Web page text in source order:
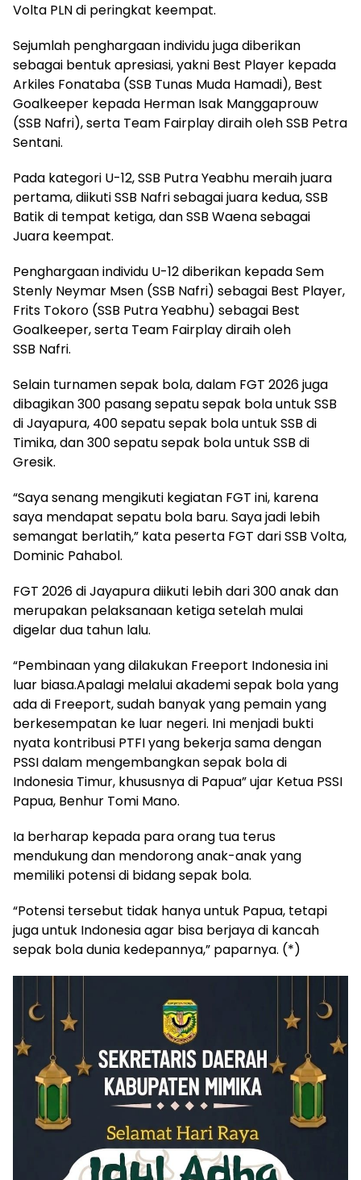
Volta PLN di peringkat keempat.
Sejumlah penghargaan individu juga diberikan
sebagai bentuk apresiasi, yakni Best Player kepada
Arkiles Fonataba (SSB Tunas Muda Hamadi), Best
Goalkeeper kepada Herman Isak Manggaprouw
(SSB Nafri), serta Team Fairplay diraih oleh SSB Petra
Sentani.
Pada kategori U-12, SSB Putra Yeabhu meraih juara
pertama, diikuti SSB Nafri sebagai juara kedua, SSB
Batik di tempat ketiga, dan SSB Waena sebagai
Juara keempat.
Penghargaan individu U-12 diberikan kepada Sem
Stenly Neymar Msen (SSB Nafri) sebagai Best Player,
Frits Tokoro (SSB Putra Yeabhu) sebagai Best
Goalkeeper, serta Team Fairplay diraih oleh
SSB Nafri.
Selain turnamen sepak bola, dalam FGT 2026 juga
dibagikan 300 pasang sepatu sepak bola untuk SSB
di Jayapura, 400 sepatu sepak bola untuk SSB di
Timika, dan 300 sepatu sepak bola untuk SSB di
Gresik.
“Saya senang mengikuti kegiatan FGT ini, karena
saya mendapat sepatu bola baru. Saya jadi lebih
semangat berlatih,” kata peserta FGT dari SSB Volta,
Dominic Pahabol.
FGT 2026 di Jayapura diikuti lebih dari 300 anak dan
merupakan pelaksanaan ketiga setelah mulai
digelar dua tahun lalu.
“Pembinaan yang dilakukan Freeport Indonesia ini
luar biasa.Apalagi melalui akademi sepak bola yang
ada di Freeport, sudah banyak yang pemain yang
berkesempatan ke luar negeri. Ini menjadi bukti
nyata kontribusi PTFI yang bekerja sama dengan
PSSI dalam mengembangkan sepak bola di
Indonesia Timur, khususnya di Papua” ujar Ketua PSSI
Papua, Benhur Tomi Mano.
Ia berharap kepada para orang tua terus
mendukung dan mendorong anak-anak yang
memiliki potensi di bidang sepak bola.
“Potensi tersebut tidak hanya untuk Papua, tetapi
juga untuk Indonesia agar bisa berjaya di kancah
sepak bola dunia kedepannya,” paparnya. (*)